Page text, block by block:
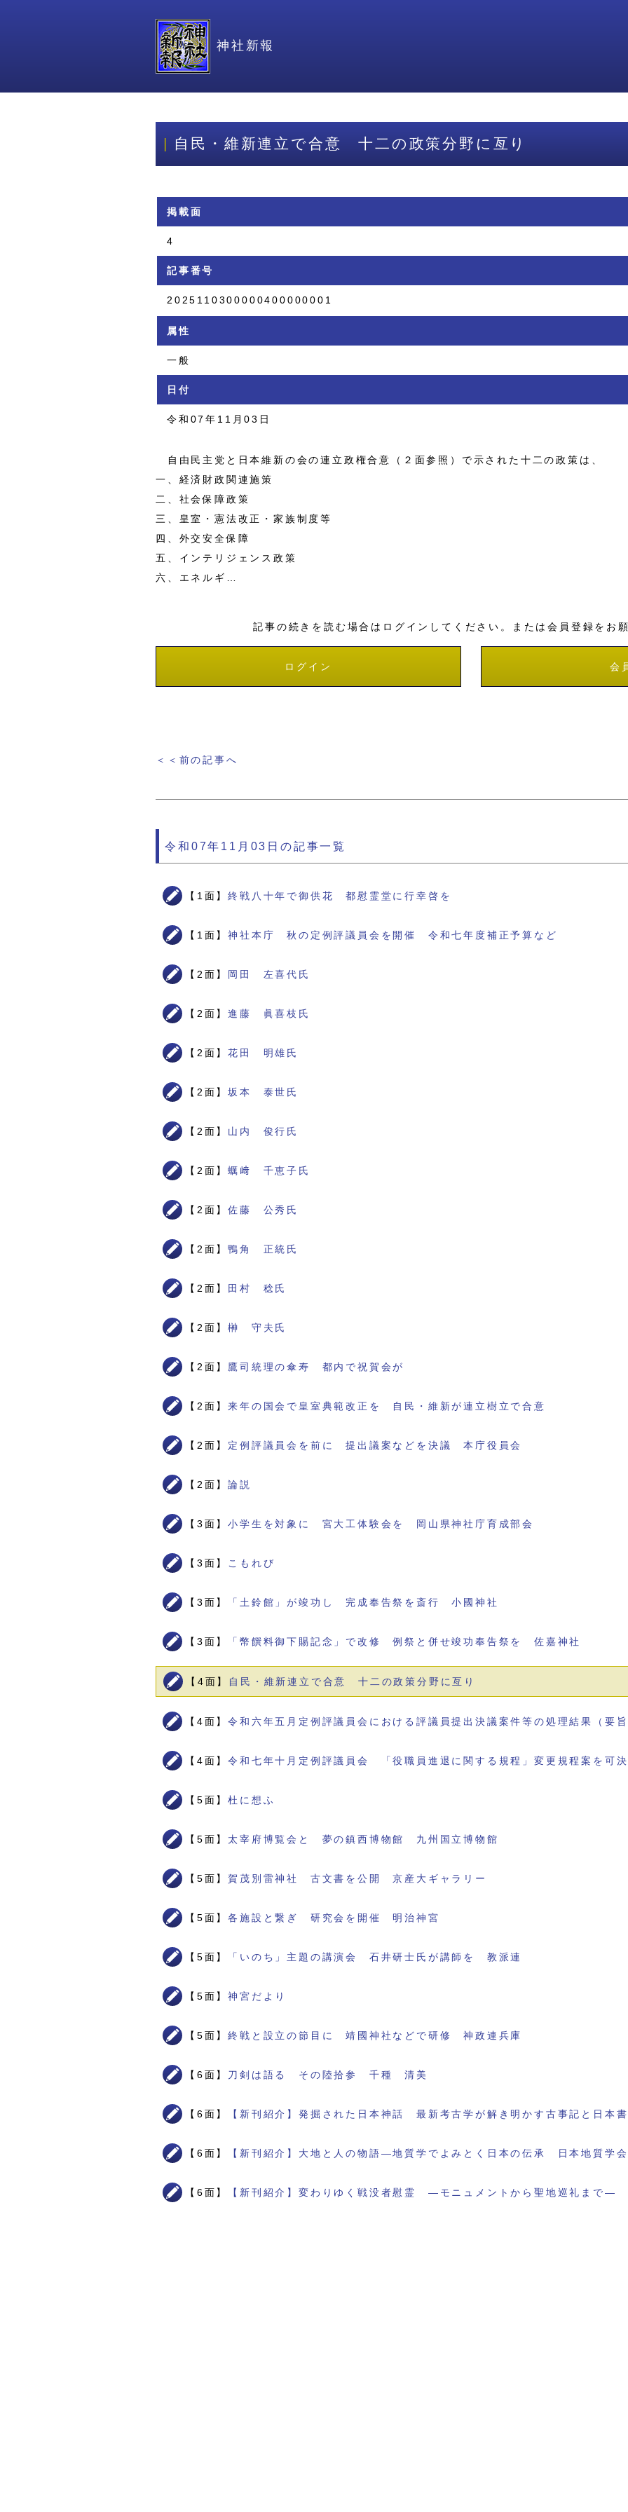
神社新報
自民・維新連立で合意 十二の政策分野に亙り
掲載面
4
記事番号
2025110300000400000001
属性
一般
日付
令和07年11月03日
自由民主党と日本維新の会の連立政権合意（２面参照）で示された十二の政策は、
一、経済財政関連施策
二、社会保障政策
三、皇室・憲法改正・家族制度等
四、外交安全保障
五、インテリジェンス政策
六、エネルギ…
記事の続きを読む場合はログインしてください。または会員登録をお
ログイン 会
＜＜前の記事へ
令和07年11月03日の記事一覧
【1面】終戦八十年で御供花 都慰霊堂に行幸啓を
【1面】神社本庁 秋の定例評議員会を開催 令和七年度補正予算など
【2面】 岡田 左喜代氏
【2面】進藤 眞喜枝氏
【2面】花田 明雄氏
【2面】坂本 泰世氏
【2面】 山内 俊行氏
【2面】蠣﨑 千恵子氏
【2面】佐藤 公秀氏
【2面】鴨角 正統氏
【2面】 田村 稔氏
【2面】榊 守夫氏
【2面】 鷹司統理の傘寿 都内で祝賀会が
【2面】来年の国会で皇室典範改正を 自民・維新が連立樹立で合意
【2面】 定例評議員会を前に 提出議案などを決議 本庁役員会
【2面】論説
【3面】小学生を対象に 宮大工体験会を 岡山県神社庁育成部会
【3面】 こもれび
【3面】 「土鈴館」が竣功し 完成奉告祭を斎行 小國神社
【3面】 「幣饌料御下賜記念」で改修 例祭と併せ竣功奉告祭を 佐嘉神社
【4面】 自民・維新連立で合意 十二の政策分野に亙り
【4面】令和六年五月定例評議員会における評議員提出決議案件等の処理結果（要旨
【4面】令和七年十月定例評議員会 「役職員進退に関する規程」変更規程案を可決
【5面】杜に想ふ
【5面】 太宰府博覧会と 夢の鎮西博物館 九州国立博物館
【5面】賀茂別雷神社 古文書を公開 京産大ギャラリー
【5面】各施設と繋ぎ 研究会を開催 明治神宮
【5面】 「いのち」主題の講演会 石井研士氏が講師を 教派連
【5面】神宮だより
【5面】終戦と設立の節目に 靖國神社などで研修 神政連兵庫
【6面】 刀剣は語る その陸拾参 千種 清美
【6面】 【新刊紹介】発掘された日本神話 最新考古学が解き明かす古事記と日本
【6面】 【新刊紹介】大地と人の物語―地質学でよみとく日本の伝承 日本地質学会
【6面】 【新刊紹介】変わりゆく戦没者慰霊 ―モニュメントから聖地巡礼まで―